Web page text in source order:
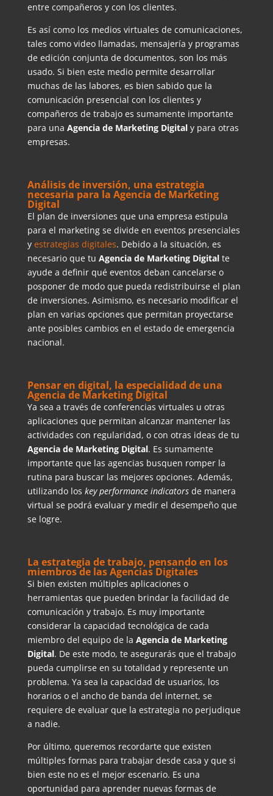
entre compañeros y con los clientes.
Es así como los medios virtuales de comunicaciones,
tales como video llamadas, mensajería y programas
de edición conjunta de documentos, son los más
usado. Si bien este medio permite desarrollar
muchas de las labores, es bien sabido que la
comunicación presencial con los clientes y
compañeros de trabajo es sumamente importante
para una Agencia de Marketing Digitaly para otras
empresas.
Análisis de inversión, una estrategia
necesaria para la Agencia de Marketing
Digital
El plan de inversiones que una empresa estipula
para el marketing se divide en eventos presenciales
y estrategias digitales. Debido a la situación, es
necesario que tu Agencia de Marketing Digitalte
ayude a definir qué eventos deban cancelarse o
posponer de modo que pueda redistribuirse el plan
de inversiones. Asimismo, es necesario modificar el
plan en varias opciones que permitan proyectarse
ante posibles cambios en el estado de emergencia
nacional.
Pensar en digital, la especialidad de una
Agencia de Marketing Digital
Ya sea a través de conferencias virtuales u otras
aplicaciones que permitan alcanzar mantener las
actividades con regularidad, o con otras ideas de tu
Agencia de Marketing Digital. Es sumamente
importante que las agencias busquen romper la
rutina para buscar las mejores opciones. Además,
utilizando los key performance indicatorsde manera
virtual se podrá evaluar y medir el desempeño que
se logre.
La estrategia de trabajo, pensando en los
miembros de las Agencias Digitales
Si bien existen múltiples aplicaciones o
herramientas que pueden brindar la facilidad de
comunicación y trabajo. Es muy importante
considerar la capacidad tecnológica de cada
miembro del equipo de la Agencia de Marketing
Digital. De este modo, te asegurarás que el trabajo
pueda cumplirse en su totalidad y represente un
problema. Ya sea la capacidad de usuarios, los
horarios o el ancho de banda del internet, se
requiere de evaluar que la estrategia no perjudique
a nadie.
Por último, queremos recordarte que existen
múltiples formas para trabajar desde casa y que si
bien este no es el mejor escenario. Es una
oportunidad para aprender nuevas formas de